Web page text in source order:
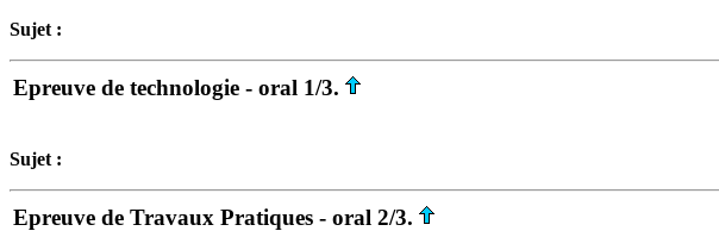
Sujet :
Epreuve de technologie - oral 1/3.
Sujet :
Epreuve de Travaux Pratiques - oral 2/3.